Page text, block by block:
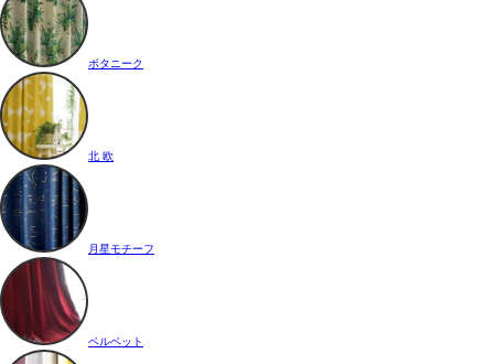
ボタニーク
北 欧
月星モチーフ
ベルベット